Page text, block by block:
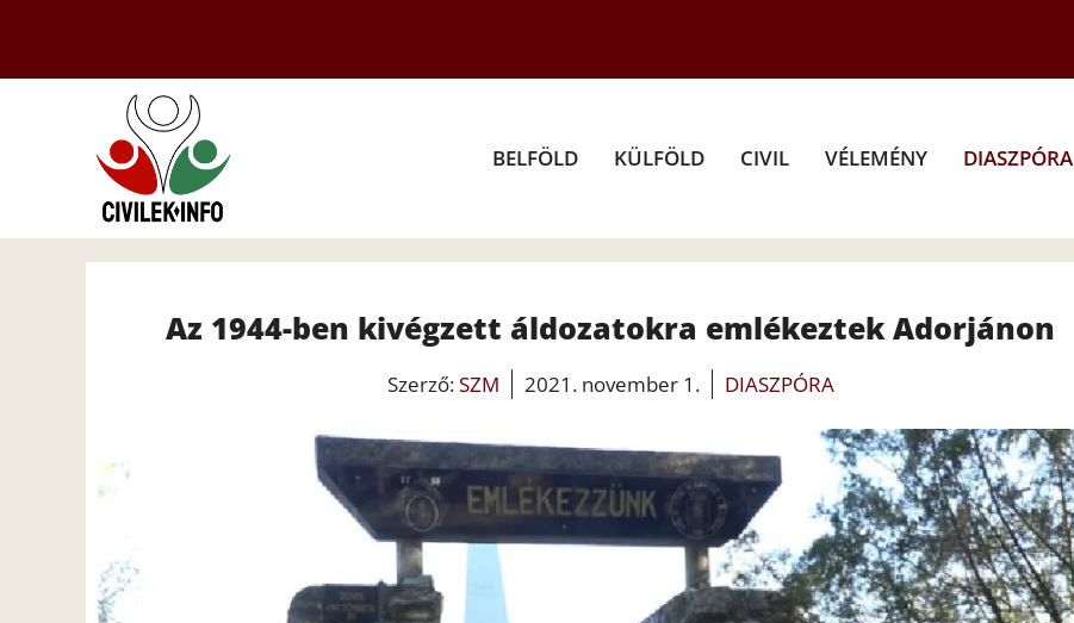
tartalomba
BELFÖLD KÜLFÖLD CIVIL VÉLEMÉNY DIASZPÓRA
Az 1944-ben kivégzett áldozatokra emlékeztek Adorjánon
Szerző:SZM 2021. november 1. DIASZPÓRA